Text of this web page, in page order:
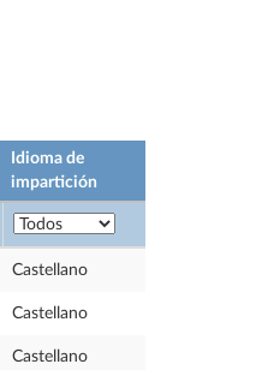
Idioma de
impartición
Castellano
Castellano
Castellano